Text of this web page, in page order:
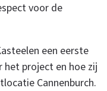
voor de
een eerste
project en hoe zij
Cannenburch.